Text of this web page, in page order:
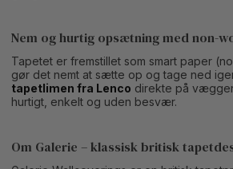
Nem og hurtig opsætning med non-
Tapetet er fremstillet som smart paper
gør det nemt at sætte op og tage ned
tapetlimen fra Lenco direkte på
hurtigt, enkelt og uden besvær.
Om Galerie – klassisk britisk